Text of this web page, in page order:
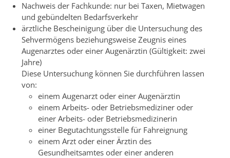
Nachweis der Fachkunde: nur bei Taxen, Mietwagen
und gebündelten Bedarfsverkehr
ärztliche Bescheinigung über die Untersuchung des
Sehvermögens beziehungsweise Zeugnis eines
Augenarztes oder einer Augenärztin (Gültigkeit: zwei
Jahre)
Diese Untersuchung können Sie durchführen lassen
von:
einem Augenarzt oder einer Augenärztin
einem Arbeits- oder Betriebsmediziner oder
einer Arbeits- oder Betriebsmedizinerin
einer Begutachtungsstelle für Fahreignung
einem Arzt oder einer Ärztin des
Gesundheitsamtes oder einer anderen